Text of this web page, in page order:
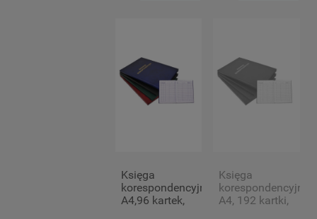
Księga
korespondencyjna
A4,96 kartek,
Księga
korespondencyjna
A4, 192 kartki,